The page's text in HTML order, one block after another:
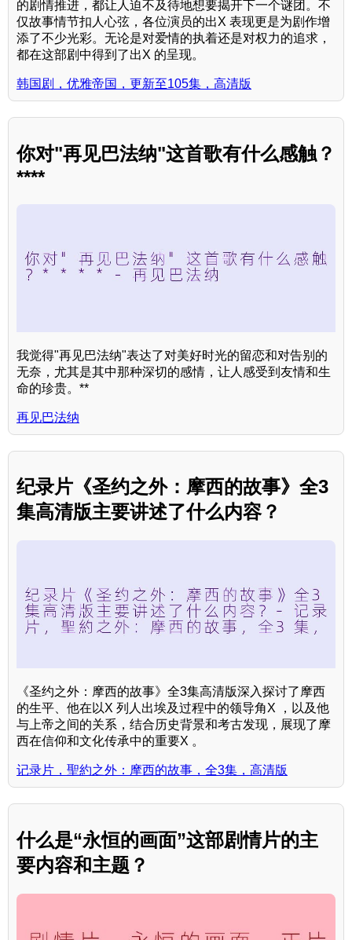
的剧情推进，都让人迫不及待地想要揭开下一个谜团。不
仅故事情节扣人心弦，各位演员的出X 表现更是为剧作增
添了不少光彩。无论是对爱情的执着还是对权力的追求，
都在这部剧中得到了出X 的呈现。
韩国剧，优雅帝国，更新至105集，高清版
你对"再见巴法纳"这首歌有什么感触？
****
我觉得"再见巴法纳"表达了对美好时光的留恋和对告别的
无奈，尤其是其中那种深切的感情，让人感受到友情和生
命的珍贵。**
再见巴法纳
纪录片《圣约之外：摩西的故事》全3
集高清版主要讲述了什么内容？
《圣约之外：摩西的故事》全3集高清版深入探讨了摩西
的生平、他在以X 列人出埃及过程中的领导角X ，以及他
与上帝之间的关系，结合历史背景和考古发现，展现了摩
西在信仰和文化传承中的重要X 。
记录片，聖約之外：摩西的故事，全3集，高清版
什么是“永恒的画面”这部剧情片的主
要内容和主题？